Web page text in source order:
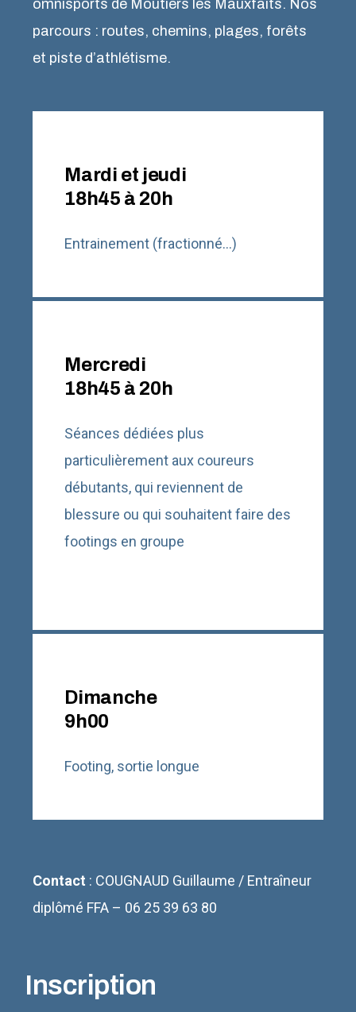
omnisports de Moutiers les Mauxfaits. Nos
parcours : routes, chemins, plages, forêts
et piste d’athlétisme.
Mardi et jeudi
18h45 à 20h
Entrainement (fractionné…)
Mercredi
18h45 à 20h
Séances dédiées plus
particulièrement aux coureurs
débutants, qui reviennent de
blessure ou qui souhaitent faire des
footings en groupe
Dimanche
9h00
Footing, sortie longue
Contact : COUGNAUD Guillaume / Entraîneur
diplômé FFA – 06 25 39 63 80
Inscription